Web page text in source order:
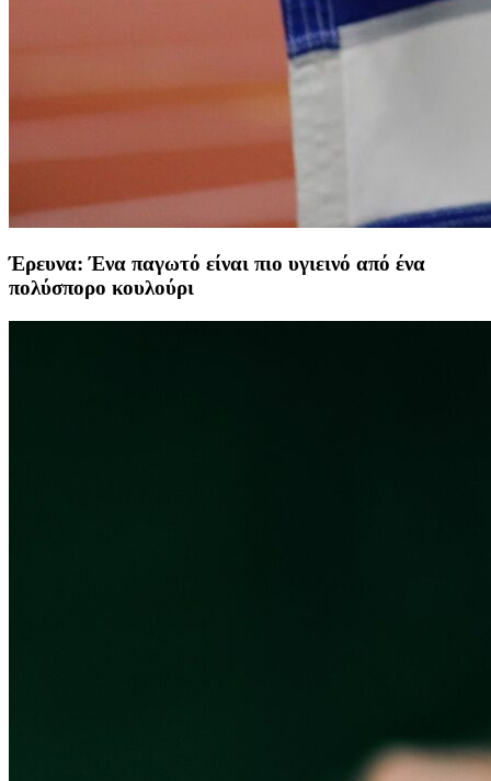
Έρευνα: Ένα παγωτό είναι πιο υγιεινό από ένα
πολύσπορο κουλούρι